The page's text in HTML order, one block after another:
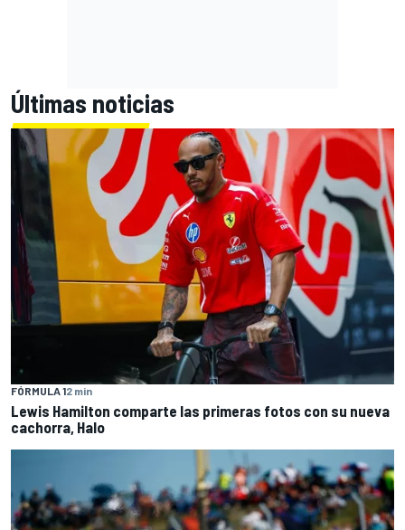
Últimas noticias
FÓRMULA 12 min
Lewis Hamilton comparte las primeras fotos con su nueva
cachorra, Halo